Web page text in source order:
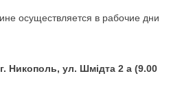
осуществляется в рабочие дни
Никополь, ул. Шмідта 2 а (9.00